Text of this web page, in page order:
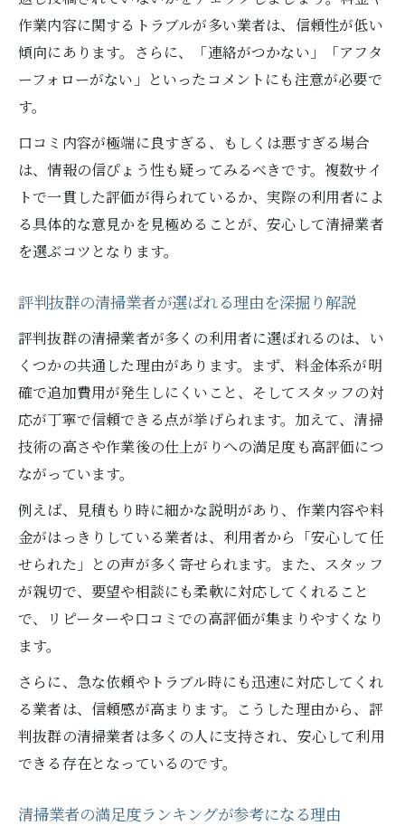
満足度ランキングで清掃業者を選ぶコツ
口コミから分かる清掃業者の実力を検証
信頼の清掃業者を見つけるコツまとめ
清掃業者の対応力や丁寧さを見極める方法
信頼できる清掃業者の選び方を具体的に紹
介
清掃業者の実績や経験が信頼性の鍵になる
口コミと評判で清掃業者の信頼度を確認す
失敗しない清掃業者選びの最新ガイド
清掃業者の選び方で見落としがちな重要点
清掃業者の悪質トラブルを回避するための
知識
最新の清掃業者選びで重要な比較ポイント
清掃業者の評判をチェックする新しい方法
失敗しない清掃業者選びの体験談を紹介
作業内容に関するトラブルが多い業者は、信頼性が低い
傾向にあります。さらに、「連絡がつかない」「アフタ
ーフォローがない」といったコメントにも注意が必要で
す。
口コミ内容が極端に良すぎる、もしくは悪すぎる場合
は、情報の信ぴょう性も疑ってみるべきです。複数サイ
トで一貫した評価が得られているか、実際の利用者によ
る具体的な意見かを見極めることが、安心して清掃業者
を選ぶコツとなります。
評判抜群の清掃業者が選ばれる理由を深掘り解説
評判抜群の清掃業者が多くの利用者に選ばれるのは、い
くつかの共通した理由があります。まず、料金体系が明
確で追加費用が発生しにくいこと、そしてスタッフの対
応が丁寧で信頼できる点が挙げられます。加えて、清掃
技術の高さや作業後の仕上がりへの満足度も高評価につ
ながっています。
例えば、見積もり時に細かな説明があり、作業内容や料
金がはっきりしている業者は、利用者から「安心して任
せられた」との声が多く寄せられます。また、スタッフ
が親切で、要望や相談にも柔軟に対応してくれること
で、リピーターや口コミでの高評価が集まりやすくなり
ます。
さらに、急な依頼やトラブル時にも迅速に対応してくれ
る業者は、信頼感が高まります。こうした理由から、評
判抜群の清掃業者は多くの人に支持され、安心して利用
できる存在となっているのです。
清掃業者の満足度ランキングが参考になる理由